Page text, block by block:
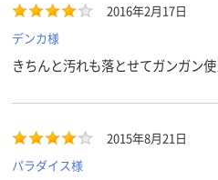
2016年2月17日
デンカ様
きちんと汚れも落とせてガンガン使
2015年8月21日
パラダイス様